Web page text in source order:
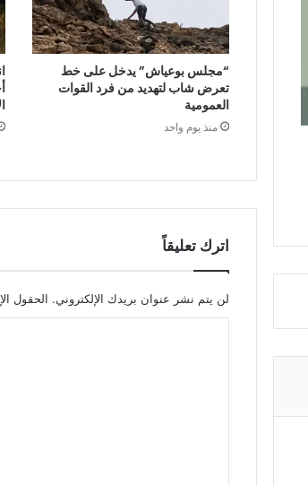
“مجلس بوعياش” يدخل على خط
تعرض شاب لتهديد من فرد القوات
العمومية
منذ يوم واحد
اترك تعليقاً
لن يتم نشر عنوان بريدك الإلكتروني. الحقول